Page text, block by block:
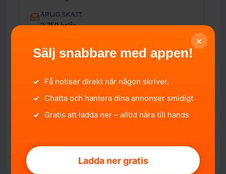
ÅRLIG SKATT
2 750 kr/år
6
I Trafik
IMPORTERAD
Nej
×
Sälj snabbare med appen!
✓ Få notiser direkt när någon skriver.
✓ Chatta och hantera dina annonser smidigt
✓ Gratis att ladda ner – alltid nära till hands
Ladda ner gratis